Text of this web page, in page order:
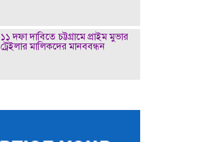
১১ দফা দাবিতে চট্টগ্রামে প্রাইম মুভার
ট্রেইলার মালিকদের মানববন্ধন